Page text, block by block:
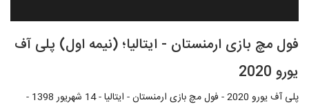
فول مچ بازی ارمنستان - ایتالیا؛ (نیمه اول) پلی آف
یورو 2020
پلی آف یورو 2020 - فول مچ بازی ارمنستان - ایتالیا - 14 شهریور 1398 -